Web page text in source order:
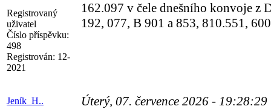
Registrovaný
uživatel
Číslo příspěvku:
498
Registrován: 12-
2021
162.097 v čele dnešního konvoje z
192, 077, B 901 a 853, 810.551,
Jeník_H.. Úterý, 07. července 2026 - 19:28:29